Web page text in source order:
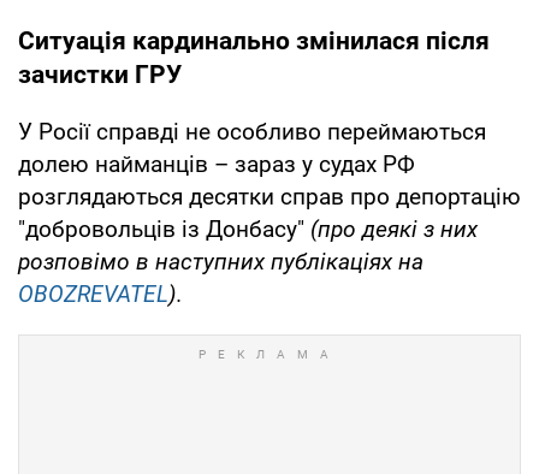
Ситуація кардинально змінилася після
зачистки ГРУ
У Росії справді не особливо переймаються
долею найманців – зараз у судах РФ
розглядаються десятки справ про депортацію
"добровольців із Донбасу" (про деякі з них
розповімо в наступних публікаціях на
OBOZREVATEL).